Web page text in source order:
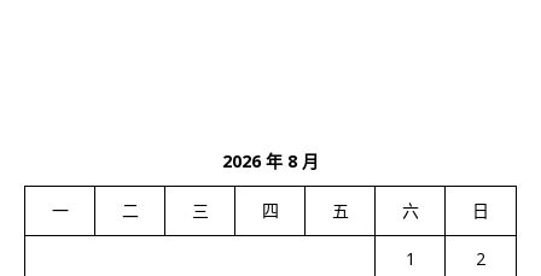
2026 年 8 月
一 二 三 四 五 六 日
1
2